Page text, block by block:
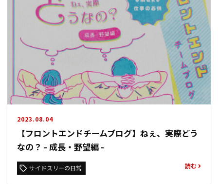
2023.08.04
【フロントエンドチームブログ】ねぇ、実際どう
なの？ - 成長・野望編 -
サイドスリーの日常 読む